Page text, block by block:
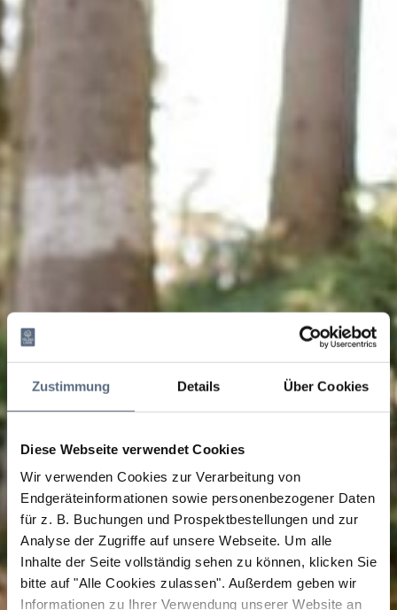
Zustimmung Details Über Cookies
Diese Webseite verwendet Cookies
Wir verwenden Cookies zur Verarbeitung von
Endgeräteinformationen sowie personenbezogener Daten
für z. B. Buchungen und Prospektbestellungen und zur
Analyse der Zugriffe auf unsere Webseite. Um alle
Inhalte der Seite vollständig sehen zu können, klicken Sie
bitte auf "Alle Cookies zulassen". Außerdem geben wir
Informationen zu Ihrer Verwendung unserer Website an